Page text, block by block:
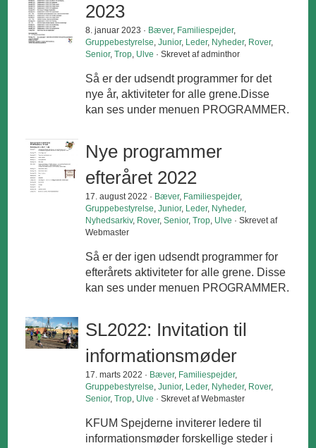
2023
8. januar 2023 · Bæver, Familiespejder,
Gruppebestyrelse,Junior, Leder, Nyheder, Rover,
Senior,Trop, Ulve · Skrevet af adminthor
Så er der udsendt programmer for det
nye år, aktiviteter for alle grene.Disse
kan ses under menuen PROGRAMMER.
Nye programmer
efteråret 2022
17. august 2022 · Bæver, Familiespejder,
Gruppebestyrelse,Junior, Leder, Nyheder,
Nyhedsarkiv, Rover,Senior,Trop, Ulve · Skrevet af
Webmaster
Så er der igen udsendt programmer for
efterårets aktiviteter for alle grene. Disse
kan ses under menuen PROGRAMMER.
SL2022: Invitation til
informationsmøder
17. marts 2022 · Bæver, Familiespejder,
Gruppebestyrelse,Junior, Leder, Nyheder, Rover,
Senior,Trop, Ulve · Skrevet af Webmaster
KFUM Spejderne inviterer ledere til
informationsmøder forskellige steder i